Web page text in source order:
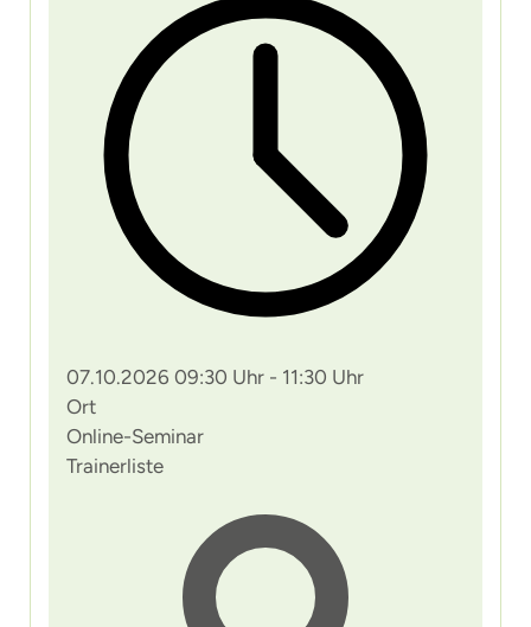
07.10.2026 09:30 Uhr - 11:30 Uhr
Ort
Online-Seminar
Trainerliste